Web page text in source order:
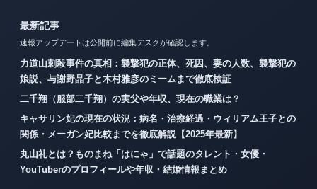
最新記事
速報アップデートは公開前に編集デスクが確認します。
力道山刺殺事件の真相：襲撃犯の正体、死因、妻の人数、襲撃犯の
娘説、与謝野晶子と木村雅彦のミームまで徹底検証
二千翔（服部二千翔）の実父や年収、現在の職業は？
キャサリン妃の現在の状況：病名・治療経過・ウィリアム王子との
関係・メーガン妃比較までを徹底解説【2025年最新】
丸山礼とは？ものまね「はにゃ」で話題のタレント・女優・
YouTuberのプロフィールや年収・結婚情報まとめ